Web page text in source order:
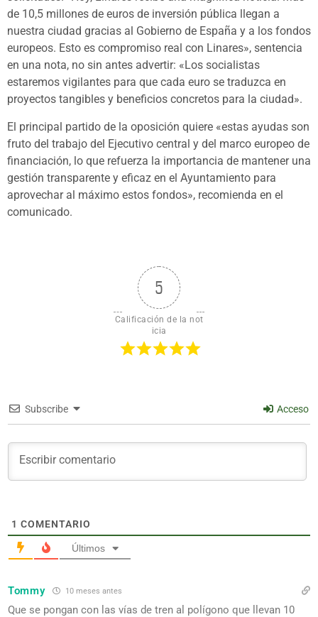
de 10,5 millones de euros de inversión pública llegan a
nuestra ciudad gracias al Gobierno de España y a los fondos
europeos. Esto es compromiso real con Linares», sentencia
en una nota, no sin antes advertir: «Los socialistas
estaremos vigilantes para que cada euro se traduzca en
proyectos tangibles y beneficios concretos para la ciudad».
El principal partido de la oposición quiere «estas ayudas son
fruto del trabajo del Ejecutivo central y del marco europeo de
financiación, lo que refuerza la importancia de mantener una
gestión transparente y eficaz en el Ayuntamiento para
aprovechar al máximo estos fondos», recomienda en el
comunicado.
5
Calificación de la not
icia
Subscribe Acceso
1 COMENTARIO
Últimos
Tommy 10 meses antes
Que se pongan con las vías de tren al polígono que llevan 10